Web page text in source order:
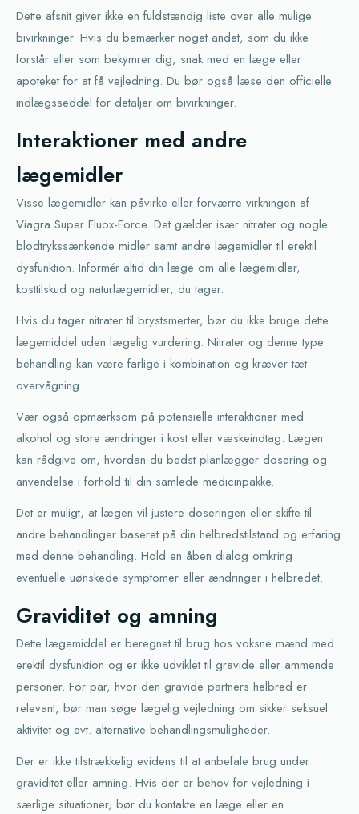
Dette afsnit giver ikke en fuldstændig liste over alle mulige
bivirkninger. Hvis du bemærker noget andet, som du ikke
forstår eller som bekymrer dig, snak med en læge eller
apoteket for at få vejledning. Du bør også læse den officielle
indlægsseddel for detaljer om bivirkninger.
Interaktioner med andre
lægemidler
Visse lægemidler kan påvirke eller forværre virkningen af
Viagra Super Fluox-Force. Det gælder især nitrater og nogle
blodtrykssænkende midler samt andre lægemidler til erektil
dysfunktion. Informér altid din læge om alle lægemidler,
kosttilskud og naturlægemidler, du tager.
Hvis du tager nitrater til brystsmerter, bør du ikke bruge dette
lægemiddel uden lægelig vurdering. Nitrater og denne type
behandling kan være farlige i kombination og kræver tæt
overvågning.
Vær også opmærksom på potensielle interaktioner med
alkohol og store ændringer i kost eller væskeindtag. Lægen
kan rådgive om, hvordan du bedst planlægger dosering og
anvendelse i forhold til din samlede medicinpakke.
Det er muligt, at lægen vil justere doseringen eller skifte til
andre behandlinger baseret på din helbredstilstand og erfaring
med denne behandling. Hold en åben dialog omkring
eventuelle uønskede symptomer eller ændringer i helbredet.
Graviditet og amning
Dette lægemiddel er beregnet til brug hos voksne mænd med
erektil dysfunktion og er ikke udviklet til gravide eller ammende
personer. For par, hvor den gravide partners helbred er
relevant, bør man søge lægelig vejledning om sikker seksuel
aktivitet og evt. alternative behandlingsmuligheder.
Der er ikke tilstrækkelig evidens til at anbefale brug under
graviditet eller amning. Hvis der er behov for vejledning i
særlige situationer, bør du kontakte en læge eller en